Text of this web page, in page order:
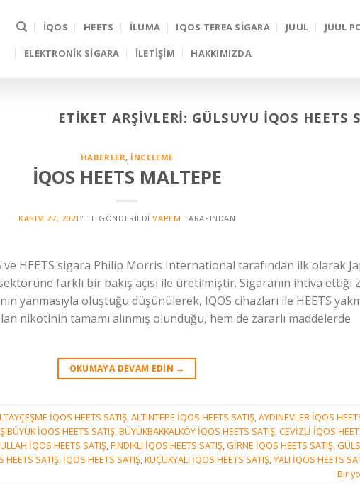
İQOS HEETS İLUMA IQOS TEREA SIGARA JUUL JUUL
ELEKTRONIK SIGARA İLETİŞİM HAKKIMIZDA
ETIKET ARŞIVLERI: GÜLSUYU İQOS HEETS
HABERLER, İNCELEME
İQOS HEETS MALTEPE
KASIM 27, 2021 ’' TE GÖNDERILDI VAPEM TARAFINDAN
ve HEETS sigara Philip Morris International tarafından ilk olarak
farklı bir bakış açısı ile üretilmiştir. Sigaranın ihtiva ettiği
yanmasıyla oluştuğu düşünülerek, IQOS cihazları ile HEETS
nikotinin tamamı alınmış olunduğu, hem de zararlı maddelerde
OKUMAYA DEVAM EDIN →
İQOS HEETS SATIŞ,ALTINTEPE İQOS HEETS SATIŞ,AYDINEVLER İQOS
İQOS HEETS SATIŞ,BÜYÜKBAKKALKÖY İQOS HEETS SATIŞ,CEVİZLİ İQOS
İQOS HEETS SATIŞ,FINDIKLI İQOS HEETS SATIŞ,GİRNE İQOS HEETS SATIŞ,
HEETS SATIŞ, İQOS HEETS SATIŞ,KÜÇÜKYALI İQOS HEETS SATIŞ,YALI İQOS HEETS
Bir